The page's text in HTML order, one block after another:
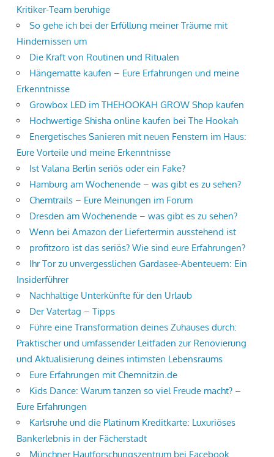
Kritiker-Team beruhige
So gehe ich bei der Erfüllung meiner Träume mit
Hindernissen um
Die Kraft von Routinen und Ritualen
Hängematte kaufen – Eure Erfahrungen und meine
Erkenntnisse
Growbox LED im THEHOOKAH GROW Shop kaufen
Hochwertige Shisha online kaufen bei The Hookah
Energetisches Sanieren mit neuen Fenstern im Haus:
Eure Vorteile und meine Erkenntnisse
Ist Valana Berlin seriös oder ein Fake?
Hamburg am Wochenende – was gibt es zu sehen?
Chemtrails – Eure Meinungen im Forum
Dresden am Wochenende – was gibt es zu sehen?
Wenn bei Amazon der Liefertermin ausstehend ist
profitzoro ist das seriös? Wie sind eure Erfahrungen?
Ihr Tor zu unvergesslichen Gardasee-Abenteuern: Ein
Insiderführer
Nachhaltige Unterkünfte für den Urlaub
Der Vatertag – Tipps
Führe eine Transformation deines Zuhauses durch:
Praktischer und umfassender Leitfaden zur Renovierung
und Aktualisierung deines intimsten Lebensraums
Eure Erfahrungen mit Chemnitzin.de
Kids Dance: Warum tanzen so viel Freude macht? –
Eure Erfahrungen
Karlsruhe und die Platinum Kreditkarte: Luxuriöses
Bankerlebnis in der Fächerstadt
Münchner Hautforschungszentrum bei Facebook